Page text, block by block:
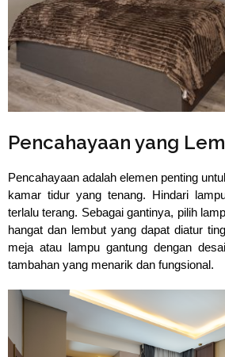
⁠Pencahayaan yang
Pencahayaan adalah elemen penting
kamar tidur yang tenang. Hindari
terlalu terang. Sebagai gantinya, pilih
hangat dan lembut yang dapat diatur
meja atau lampu gantung dengan
tambahan yang menarik dan fungsional.